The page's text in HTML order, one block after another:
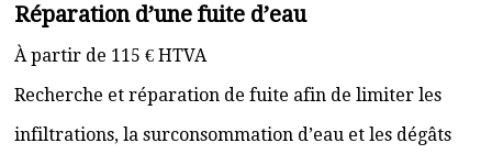
Réparation d’une fuite d’eau
À partir de 115 € HTVA
Recherche et réparation de fuite afin de limiter les
infiltrations, la surconsommation d’eau et les dégâts